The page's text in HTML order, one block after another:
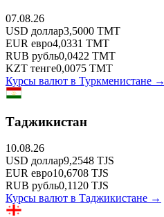
07.08.26
USD доллар3,5000 TMT
EUR евро4,0331 TMT
RUB рубль0,0422 TMT
KZT тенге0,0075 TMT
Курсы валют в Туркменистане →
Таджикистан
10.08.26
USD доллар9,2548 TJS
EUR евро10,6708 TJS
RUB рубль0,1120 TJS
Курсы валют в Таджикистане →